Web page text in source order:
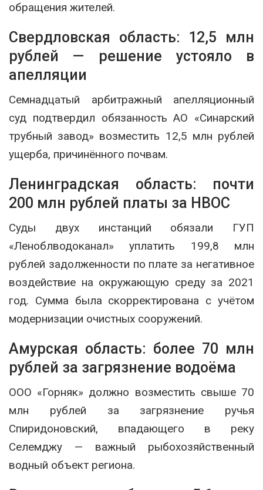
обращения жителей.
Свердловская область: 12,5 млн
рублей — решение устояло в
апелляции
Семнадцатый арбитражный апелляционный
суд подтвердил обязанность АО «Синарский
трубный завод» возместить 12,5 млн рублей
ущерба, причинённого почвам.
Ленинградская область: почти
200 млн рублей платы за НВОС
Суды двух инстанций обязали ГУП
«Леноблводоканал» уплатить 199,8 млн
рублей задолженности по плате за негативное
воздействие на окружающую среду за 2021
год. Сумма была скорректирована с учётом
модернизации очистных сооружений.
Амурская область: более 70 млн
рублей за загрязнение водоёма
ООО «Горняк» должно возместить свыше 70
млн рублей за загрязнение ручья
Спиридоновский, впадающего в реку
Селемджу — важный рыбохозяйственный
водный объект региона.